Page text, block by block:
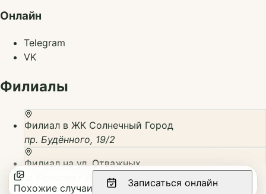
Онлайн
Telegram
VK
Филиалы
Филиал в ЖК Солнечный Город
пр. Будённого, 19/2
Филиал на ул. Отважных
м. Проспект Ветеранов, ул. Отважных, 4
Похожие случаи
Записаться онлайн